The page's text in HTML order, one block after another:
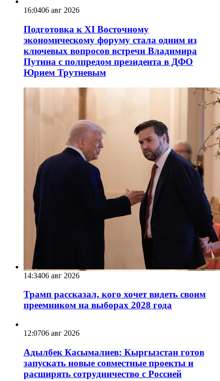
16:0406 авг 2026
Подготовка к XI Восточному
экономическому форуму стала одним из
ключевых вопросов встречи Владимира
Путина с полпредом президента в ДФО
Юрием Трутневым
14:3406 авг 2026
Трамп рассказал, кого хочет видеть своим
преемником на выборах 2028 года
12:0706 авг 2026
Адылбек Касымалиев: Кыргызстан готов
запускать новые совместные проекты и
расширять сотрудничество с Россией